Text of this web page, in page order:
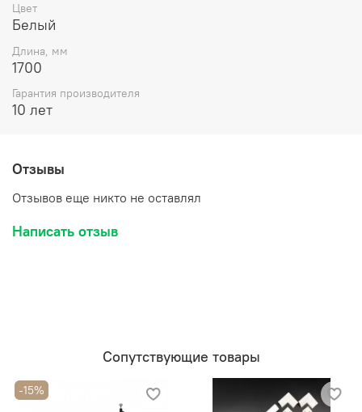
Цвет
Белый
Длина, мм
1700
Гарантия производителя
10 лет
Отзывы
Отзывов еще никто не оставлял
Написать отзыв
Сопутствующие товары
-15%